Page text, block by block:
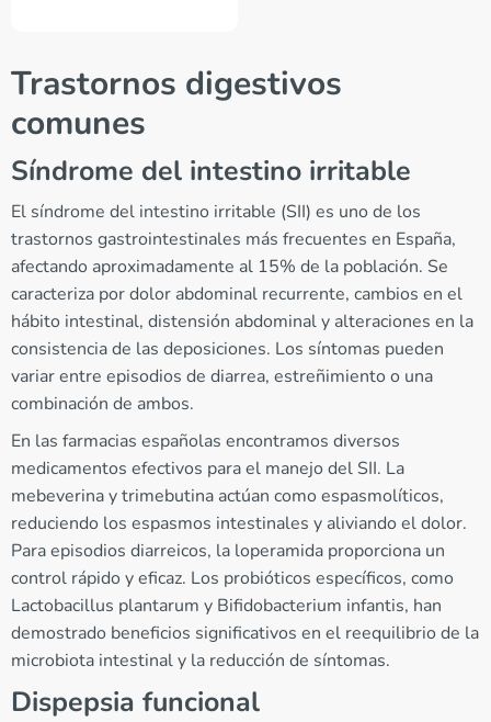
Trastornos digestivos
comunes
Síndrome del intestino irritable
El síndrome del intestino irritable (SII) es uno de los
trastornos gastrointestinales más frecuentes en España,
afectando aproximadamente al 15% de la población. Se
caracteriza por dolor abdominal recurrente, cambios en el
hábito intestinal, distensión abdominal y alteraciones en la
consistencia de las deposiciones. Los síntomas pueden
variar entre episodios de diarrea, estreñimiento o una
combinación de ambos.
En las farmacias españolas encontramos diversos
medicamentos efectivos para el manejo del SII. La
mebeverina y trimebutina actúan como espasmolíticos,
reduciendo los espasmos intestinales y aliviando el dolor.
Para episodios diarreicos, la loperamida proporciona un
control rápido y eficaz. Los probióticos específicos, como
Lactobacillus plantarum y Bifidobacterium infantis, han
demostrado beneficios significativos en el reequilibrio de la
microbiota intestinal y la reducción de síntomas.
Dispepsia funcional